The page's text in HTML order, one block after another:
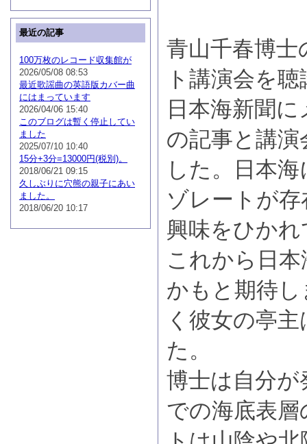
青山千春博
ト講演会を聴
日本海新聞
の記事と講
した。日本
ゾレートが
興味をひか
これから日
かもと期待
く彼女の亭
た。
博士は自分
での海底表
最近の記事
100万枚のレコード収集館が
2026/05/08 08:53
最近歌謡曲の英語版カバー曲
にはまっています
2026/04/06 15:40
このブログは暫く停止してい
ました
2025/07/10 10:40
15分+3分=13000円(税別)。
2018/06/21 09:15
久しぶりに穴熊の親子にあい
ました。
2018/06/20 10:17